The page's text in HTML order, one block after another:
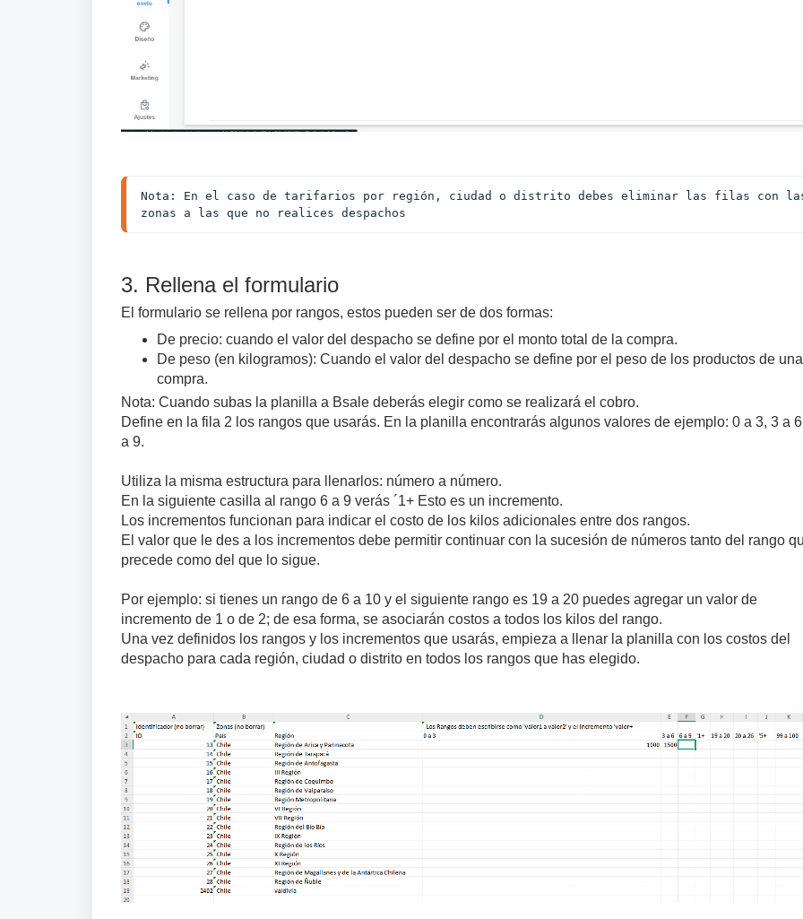
Nota: En el caso de tarifarios por región, ciudad o distrito debes eliminar las filas con
zonas a las que no realices despachos
3. Rellena el formulario
El formulario se rellena por rangos, estos pueden ser de dos formas:
De precio: cuando el valor del despacho se define por el monto total de la compra.
De peso (en kilogramos): Cuando el valor del despacho se define por el peso de los productos de una
compra.
Nota: Cuando subas la planilla a Bsale deberás elegir como se realizará el cobro.
Define en la fila 2 los rangos que usarás. En la planilla encontrarás algunos valores de ejemplo: 0 a 3, 3 a
a 9.
Utiliza la misma estructura para llenarlos: número a número.
En la siguiente casilla al rango 6 a 9 verás ´1+ Esto es un incremento.
Los incrementos funcionan para indicar el costo de los kilos adicionales entre dos rangos.
El valor que le des a los incrementos debe permitir continuar con la sucesión de números tanto del rango
precede como del que lo sigue.
Por ejemplo: si tienes un rango de 6 a 10 y el siguiente rango es 19 a 20 puedes agregar un valor de
incremento de 1 o de 2; de esa forma, se asociarán costos a todos los kilos del rango.
Una vez definidos los rangos y los incrementos que usarás, empieza a llenar la planilla con los costos del
despacho para cada región, ciudad o distrito en todos los rangos que has elegido.